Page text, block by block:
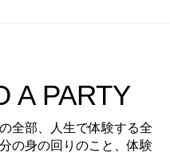
A PARTY
全部、人生で体験する全
の身の回りのこと、体験